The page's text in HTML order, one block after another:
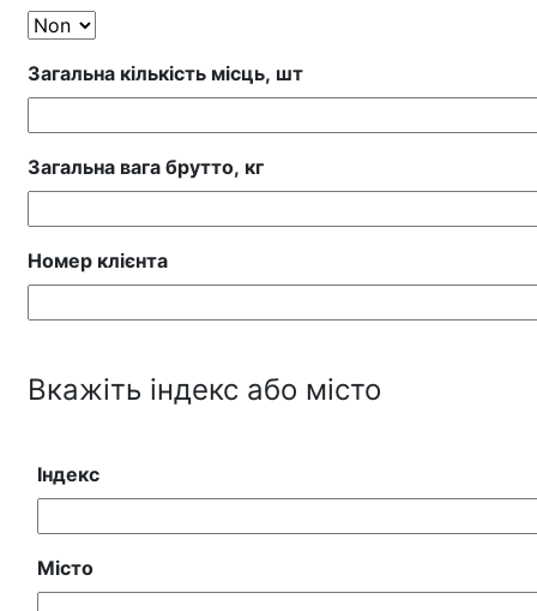
Value Currency
Загальна кількість місць, шт
Загальна вага брутто, кг
Номер клієнта
Вкажіть індекс або місто
Індекс
Місто